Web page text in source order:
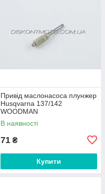
Привід маслонасоса плунжер
Husqvarna 137/142
WOODMAN
В наявності
71 ₴
Купити